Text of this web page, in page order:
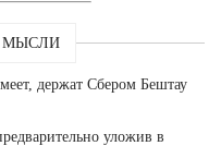
МЫСЛИ
держат Сбером Бештау
уложив в